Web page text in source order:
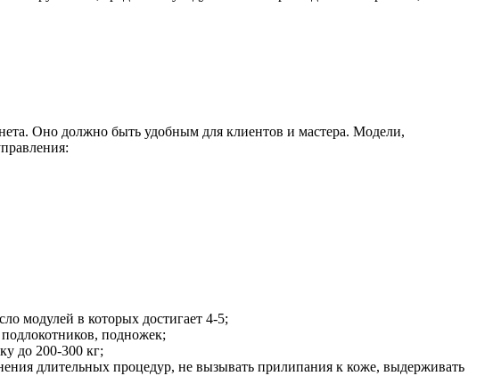
Оно должно быть удобным для клиентов и мастера. Модели,
модулей в которых достигает 4-5;
подножек;
до 200-300 кг;
длительных процедур, не вызывать прилипания к коже, выдерживать